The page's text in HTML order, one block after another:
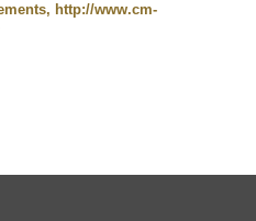
http://www.cm-